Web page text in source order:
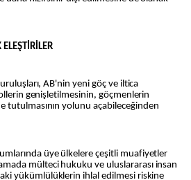
AB'nin yeni göç ve iltica
genişletilmesinin, göçmenlerin
tutulmasının yolunu açabileceğinden
üye ülkelere çeşitli muafiyetler
mülteci hukuku ve uluslararası insan
yükümlülüklerin ihlal edilmesi riskine